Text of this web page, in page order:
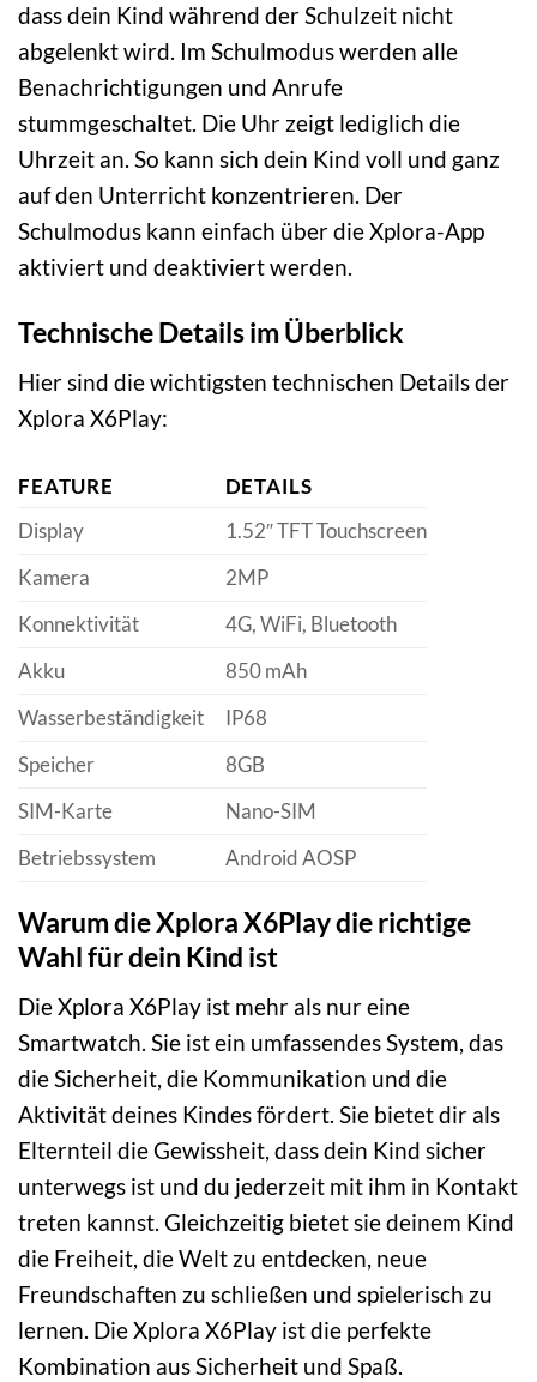
dass dein Kind während der Schulzeit nicht
abgelenkt wird. Im Schulmodus werden alle
Benachrichtigungen und Anrufe
stummgeschaltet. Die Uhr zeigt lediglich die
Uhrzeit an. So kann sich dein Kind voll und ganz
auf den Unterricht konzentrieren. Der
Schulmodus kann einfach über die Xplora-App
aktiviert und deaktiviert werden.
Technische Details im Überblick
Hier sind die wichtigsten technischen Details der
Xplora X6Play:
FEATURE
DETAILS
Display
1.52″ TFT Touchscreen
Kamera
2MP
Konnektivität
4G, WiFi, Bluetooth
Akku
850 mAh
Wasserbeständigkeit
IP68
Speicher
8GB
SIM-Karte
Nano-SIM
Betriebssystem
Android AOSP
Warum die Xplora X6Play die richtige
Wahl für dein Kind ist
Die Xplora X6Play ist mehr als nur eine
Smartwatch. Sie ist ein umfassendes System, das
die Sicherheit, die Kommunikation und die
Aktivität deines Kindes fördert. Sie bietet dir als
Elternteil die Gewissheit, dass dein Kind sicher
unterwegs ist und du jederzeit mit ihm in Kontakt
treten kannst. Gleichzeitig bietet sie deinem Kind
die Freiheit, die Welt zu entdecken, neue
Freundschaften zu schließen und spielerisch zu
lernen. Die Xplora X6Play ist die perfekte
Kombination aus Sicherheit und Spaß.